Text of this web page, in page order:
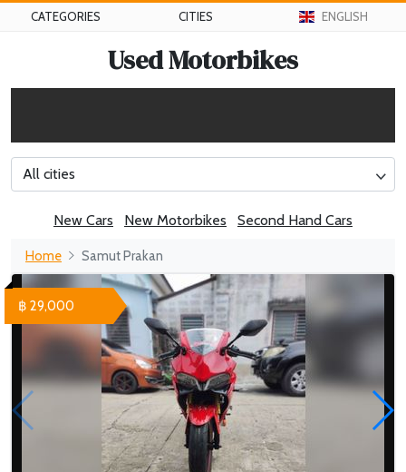
CATEGORIES CITIES ENGLISH
Used Motorbikes
All cities
New Cars New Motorbikes Second Hand Cars
Home Samut Prakan
฿ 29,000